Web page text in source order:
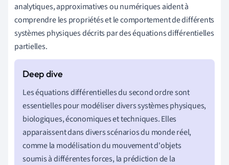
analytiques, approximatives ou numériques aident à
comprendre les propriétés et le comportement de différents
systèmes physiques décrits par des équations différentielles
partielles.
Les équations différentielles du second ordre sont
essentielles pour modéliser divers systèmes physiques,
biologiques, économiques et techniques. Elles
apparaissent dans divers scénarios du monde réel,
comme la modélisation du mouvement d'objets
soumis à différentes forces, la prédiction de la